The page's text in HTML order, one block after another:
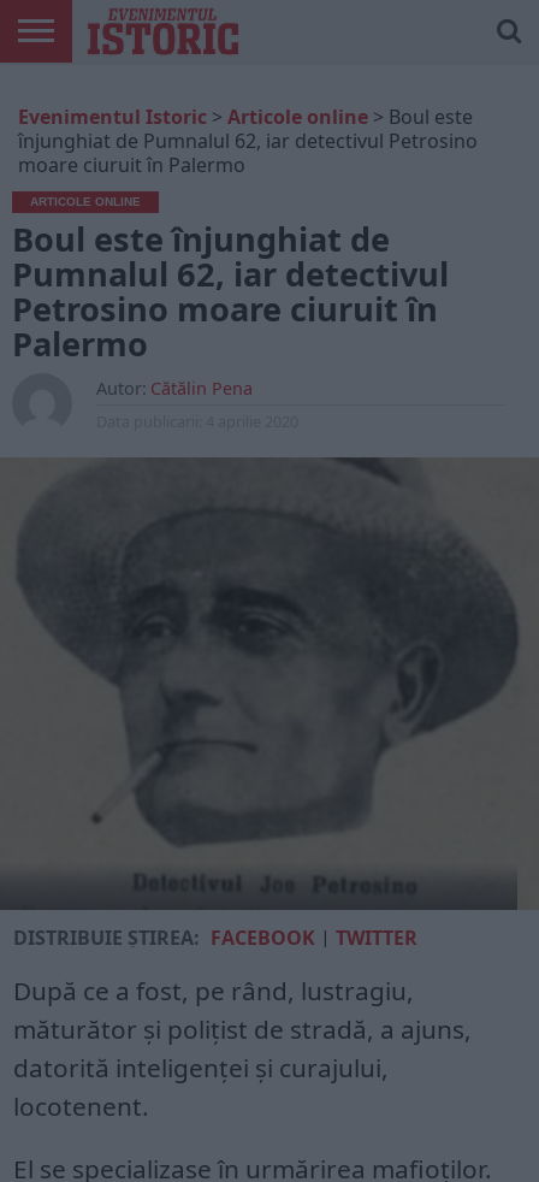
ONLINE
EDIȚII
TIPĂRITE
ISTORIC
PLAY
CONTUL
MEU
Evenimentul Istoric > Articole online > Boul este
înjunghiat de Pumnalul 62, iar detectivul Petrosino
moare ciuruit în Palermo
ARTICOLE ONLINE
Boul este înjunghiat de
Pumnalul 62, iar detectivul
Petrosino moare ciuruit în
Palermo
Autor: Cătălin Pena
DISTRIBUIE ȘTIREA: FACEBOOK |TWITTER
După ce a fost, pe rând, lustragiu,
măturător și polițist de stradă, a ajuns,
datorită inteligenței și curajului,
locotenent.
El se specializase în urmărirea mafioților.